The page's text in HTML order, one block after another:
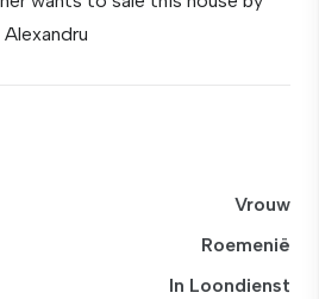
Alexandru
Vrouw
Roemenië
In Loondienst